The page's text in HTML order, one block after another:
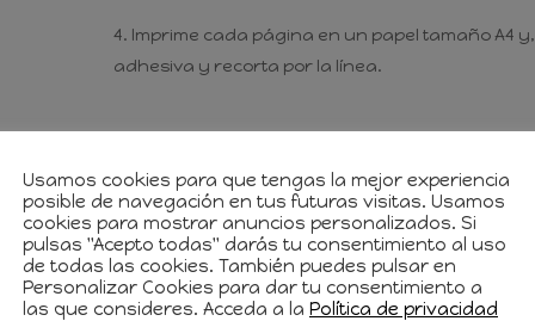
Imprime cada página en un papel tamaño A4
adhesiva y recorta por la línea.
Ver Patrón
artículos destinados a la venta siempre que
Usamos cookies para que tengas la mejor experiencia
posible de navegación en tus futuras visitas. Usamos
cookies para mostrar anuncios personalizados. Si
pulsas "Acepto todas" darás tu consentimiento al uso
de todas las cookies. También puedes pulsar en
Personalizar Cookies para dar tu consentimiento a
las que consideres. Acceda a la Política de privacidad